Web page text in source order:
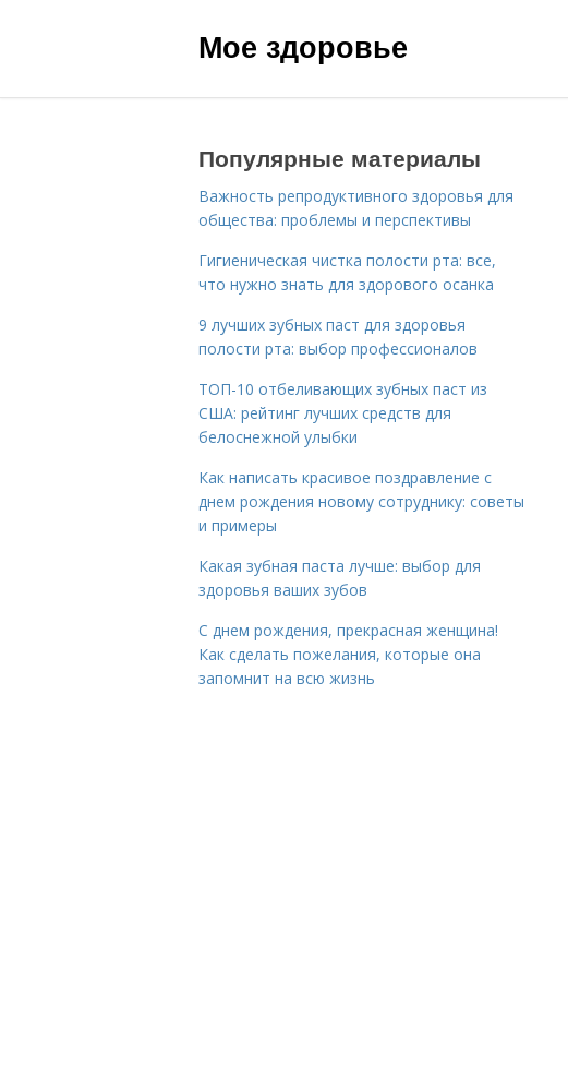
Мое здоровье
Популярные материалы
Важность репродуктивного здоровья для
общества: проблемы и перспективы
Гигиеническая чистка полости рта: все,
что нужно знать для здорового осанка
9 лучших зубных паст для здоровья
полости рта: выбор профессионалов
ТОП-10 отбеливающих зубных паст из
США: рейтинг лучших средств для
белоснежной улыбки
Как написать красивое поздравление с
днем рождения новому сотруднику: советы
и примеры
Какая зубная паста лучше: выбор для
здоровья ваших зубов
С днем рождения, прекрасная женщина!
Как сделать пожелания, которые она
запомнит на всю жизнь